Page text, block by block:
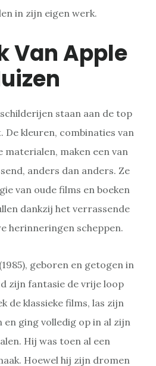
in zijn eigen werk.
Van Apple
schilderijen staan aan de top
kleuren, combinaties van
materialen, maken een van
anders dan anders. Ze
van oude films en boeken
dankzij het verrassende
herinneringen scheppen.
geboren en getogen in
zijn fantasie de vrije loop
de klassieke films, las zijn
en ging volledig op in al zijn
Hij was toen al een
Hoewel hij zijn dromen